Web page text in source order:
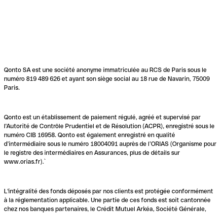
Qonto SA est une société anonyme immatriculée au RCS de Paris sous le
numéro 819 489 626 et ayant son siège social au 18 rue de Navarin, 75009
Paris.
Qonto est un établissement de paiement régulé, agréé et supervisé par
l'Autorité de Contrôle Prudentiel et de Résolution (ACPR), enregistré sous le
numéro CIB 16958. Qonto est également enregistré en qualité
d’intermédiaire sous le numéro 18004091 auprès de l’ORIAS (Organisme pour
le registre des intermédiaires en Assurances, plus de détails sur
www.orias.fr).`
L'intégralité des fonds déposés par nos clients est protégée conformément
à la réglementation applicable. Une partie de ces fonds est soit cantonnée
chez nos banques partenaires, le Crédit Mutuel Arkéa, Société Générale,